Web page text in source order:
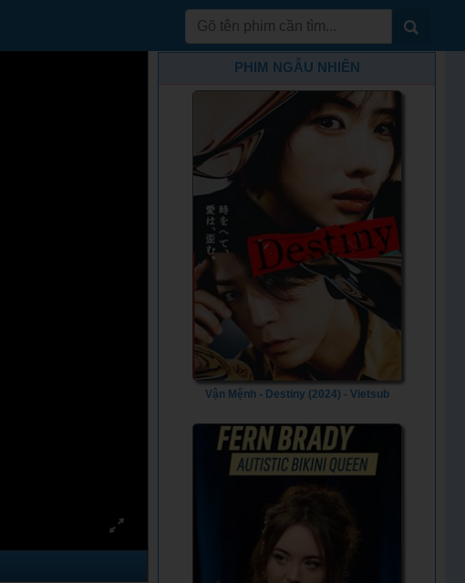
PHIM NGẪU NHIÊN
Vận Mệnh - Destiny (2024) - Vietsub